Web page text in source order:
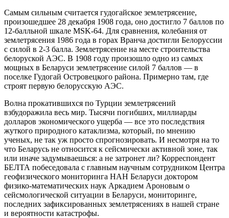
Самым сильным считается гудогайское землетрясение,
произошедшее 28 декабря 1908 года, оно достигло 7 баллов по
12-балльной шкале MSK-64. Для сравнения, колебания от
землетрясения 1986 года в горах Вранча достигли Белоруссии
с силой в 2-3 балла. Землетрясение на месте строительства
белоруской АЭС. В 1908 году произошло одно из самых
мощных в Беларуси землетрясение силой 7 баллов — в
поселке Гудогай Островецкого района. Примерно там, где
строят первую белорусскую АЭС.
Волна прокатившихся по Турции землетрясений
взбудоражила весь мир. Тысячи погибших, миллиарды
долларов экономического ущерба — все это последствия
жуткого природного катаклизма, который, по мнению
ученых, не так уж просто спрогнозировать. И несмотря на то
что Беларусь не относится к сейсмически активной зоне, так
или иначе задумываешься: а не затронет ли? Корреспондент
БЕЛТА побеседовала с главным научным сотрудником Центра
геофизического мониторинга НАН Беларуси доктором
физико-математических наук Аркадием Ароновым о
сейсмологической ситуации в Беларуси, мониторинге,
последних зафиксированных землетрясениях в нашей стране
и вероятности катастрофы.